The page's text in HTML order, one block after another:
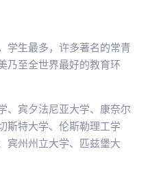
学生最多，许多著名的常青
乃至全世界最好的教育环
、宾夕法尼亚大学、康奈尔
斯特大学、伦斯勒理工学
宾州州立大学、匹兹堡大